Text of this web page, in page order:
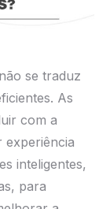
se traduz
As
com a
experiência
inteligentes,
para